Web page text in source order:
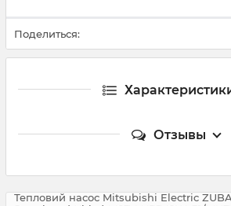
Поделиться:
Отзывы
Тепловий насос Mitsubishi Electric